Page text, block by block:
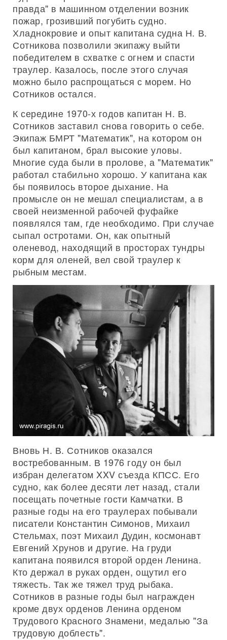
правда" в машинном отделении возник
пожар, грозивший погубить судно.
Хладнокровие и опыт капитана судна Н. В.
Сотникова позволили экипажу выйти
победителем в схватке с огнем и спасти
траулер. Казалось, после этого случая
можно было распрощаться с морем. Но
Сотников остался.
К середине 1970-х годов капитан Н. В.
Сотников заставил снова говорить о себе.
Экипаж БМРТ "Математик", на котором он
был капитаном, брал высокие уловы.
Многие суда были в пролове, а "Математик"
работал стабильно хорошо. У капитана как
бы появилось второе дыхание. На
промысле он не мешал специалистам, а в
своей неизменной рабочей фуфайке
появлялся там, где необходимо. При случае
сыпал остротами. Он, как опытный
оленевод, находящий в просторах тундры
корм для оленей, вел свой траулер к
рыбным местам.
Вновь Н. В. Сотников оказался
востребованным. В 1976 году он был
избран делегатом XXV съезда КПСС. Его
судно, как более десяти лет назад, стали
посещать почетные гости Камчатки. В
разные годы на его траулерах побывали
писатели Константин Симонов, Михаил
Стельмах, поэт Михаил Дудин, космонавт
Евгений Хрунов и другие. На груди
капитана появился второй орден Ленина.
Кто держал в руках орден, ощутил его
тяжесть. Так же тяжел труд рыбака.
Сотников в разные годы был награжден
кроме двух орденов Ленина орденом
Трудового Красного Знамени, медалью "За
трудовую доблесть".